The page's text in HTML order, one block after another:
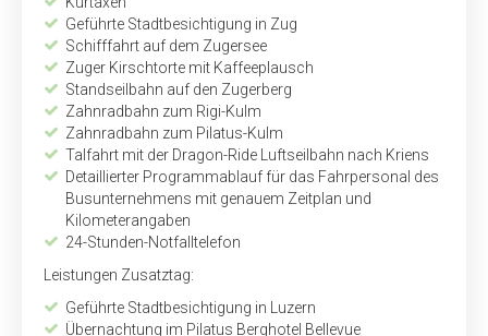
Geführte Stadtbesichtigung in Zug
Schifffahrt auf dem Zugersee
Zuger Kirschtorte mit Kaffeeplausch
Standseilbahn auf den Zugerberg
Zahnradbahn zum Rigi-Kulm
Zahnradbahn zum Pilatus-Kulm
Talfahrt mit der Dragon-Ride Luftseilbahn nach Kriens
Detaillierter Programmablauf für das Fahrpersonal des
Busunternehmens mit genauem Zeitplan und
Kilometerangaben
24-Stunden-Notfalltelefon
Leistungen Zusatztag:
Geführte Stadtbesichtigung in Luzern
Übernachtung im Pilatus Berghotel Bellevue